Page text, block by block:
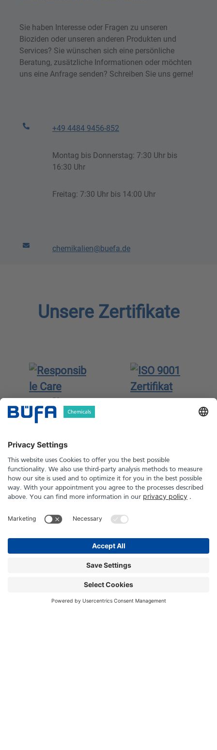
Sie haben Interesse oder Fragen zu unseren
Bioziden oder unseren anderen Produkten und
Services? Sie wünschen sich eine persönliche
Beratung, zusätzliche Informationen oder möchten
uns eine Anfrage senden? Schreiben Sie uns gerne!
+49 4484 9456-852
Montag bis Donnerstag: 7:30 Uhr bis
16:30 Uhr
Freitag: 7:30 Uhr bis 14:00 Uhr
chemikalien@buefa.de
Unsere Zertifikate